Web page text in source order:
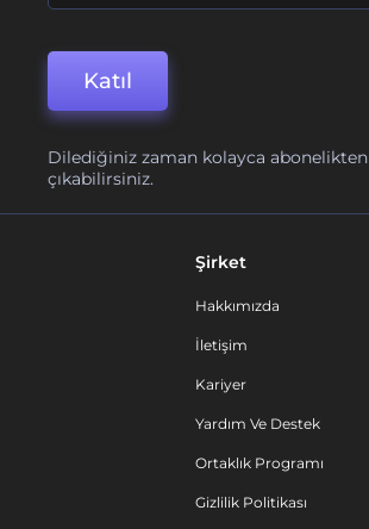
Katıl
Dilediğiniz zaman kolayca abonelikten
çıkabilirsiniz.
Şirket
Hakkımızda
İletişim
Kariyer
Yardım Ve Destek
Ortaklık Programı
Gizlilik Politikası